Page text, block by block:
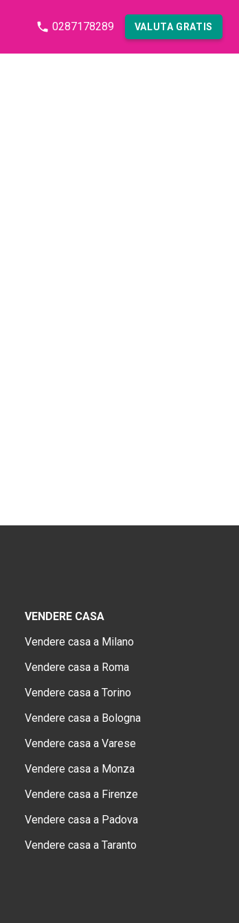
0287178289 VALUTA GRATIS
VENDERE CASA
Vendere casa a Milano
Vendere casa a Roma
Vendere casa a Torino
Vendere casa a Bologna
Vendere casa a Varese
Vendere casa a Monza
Vendere casa a Firenze
Vendere casa a Padova
Vendere casa a Taranto